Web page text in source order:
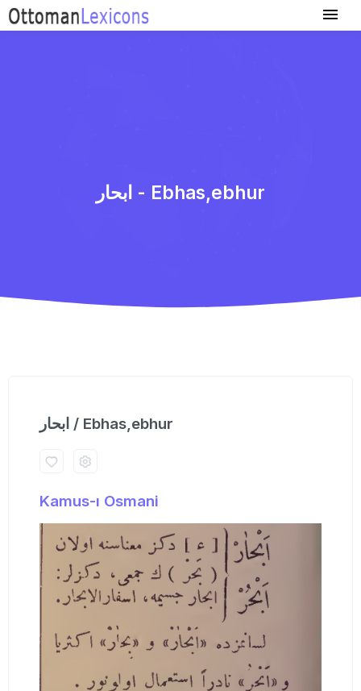
ابحار - Ebhas,ebhur
ابحار / Ebhas,ebhur
Kamus-ı Osmani